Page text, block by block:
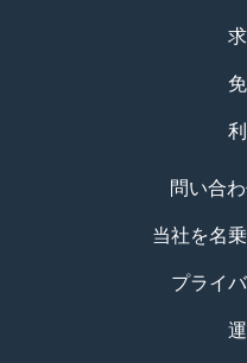
問い合
当社を名
プライ